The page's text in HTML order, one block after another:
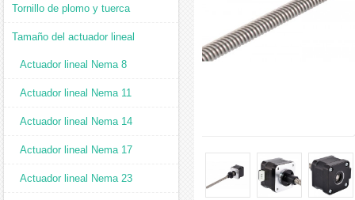
Tornillo de plomo y tuerca
Tamaño del actuador lineal
Actuador lineal Nema 8
Actuador lineal Nema 11
Actuador lineal Nema 14
Actuador lineal Nema 17
Actuador lineal Nema 23